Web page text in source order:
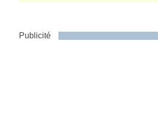
Publicité